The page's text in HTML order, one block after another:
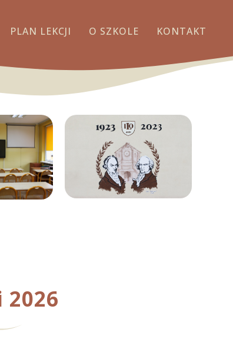
PLAN LEKCJI O SZKOLE KONTAKT